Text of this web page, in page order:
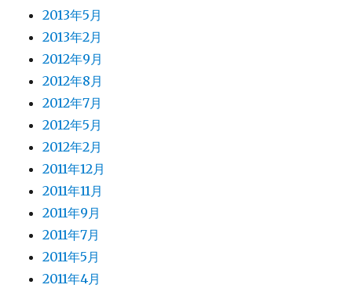
2013年5月
2013年2月
2012年9月
2012年8月
2012年7月
2012年5月
2012年2月
2011年12月
2011年11月
2011年9月
2011年7月
2011年5月
2011年4月